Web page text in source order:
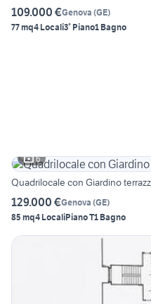
109.000 €Genova (GE)
77 mq4 Locali3° Piano1 Bagno
6
Quadrilocale con Giardino
129.000 €Genova (GE)
85 mq4 LocaliPiano T1 Bagno